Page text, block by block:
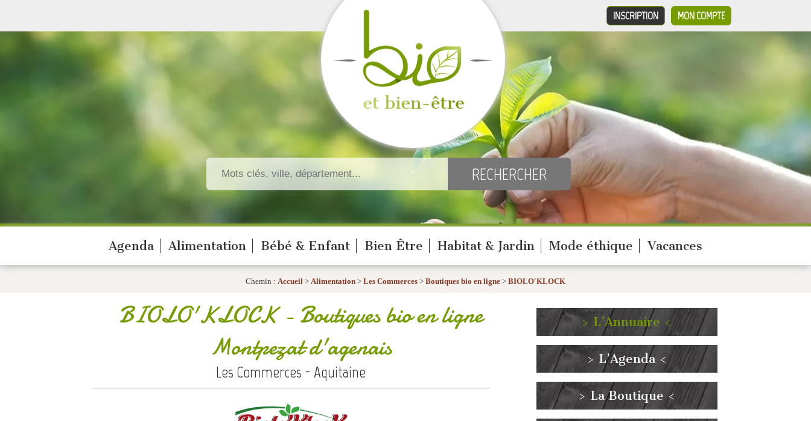
MON COMPTE
INSCRIPTION
Agenda Alimentation Bébé & Enfant Bien Être Habitat & Jardin Mode éthique Vacances
Chemin : Accueil > Alimentation > Les Commerces > Boutiques bio en ligne > BIOLO'KLOCK
BIOLO'KLOCK- Boutiques bio en ligne
Montpezat d'agenais
Les Commerces - Aquitaine
> L’Annuaire <
> L’Agenda <
> La Boutique <